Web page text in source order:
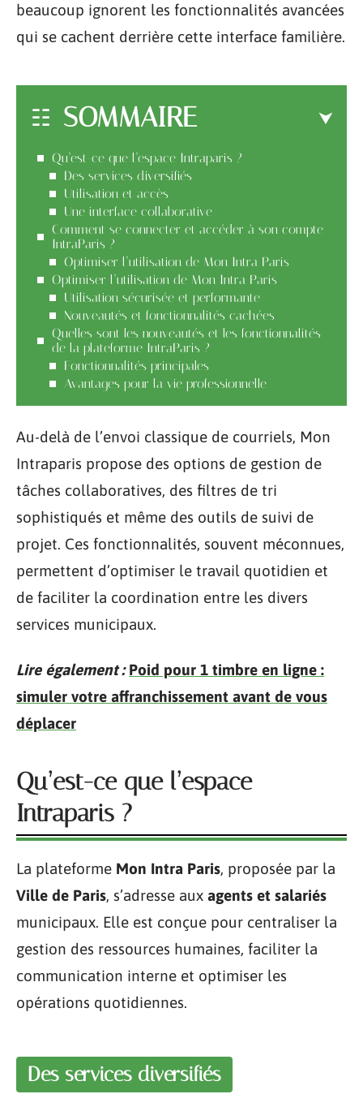
beaucoup ignorent les fonctionnalités avancées
qui se cachent derrière cette interface familière.
SOMMAIRE
Qu’est-ce que l’espace Intraparis ?
Des services diversifiés
Utilisation et accès
Une interface collaborative
Comment se connecter et accéder à son compte
IntraParis ?
Optimiser l’utilisation de Mon Intra Paris
Optimiser l’utilisation de Mon Intra Paris
Utilisation sécurisée et performante
Nouveautés et fonctionnalités cachées
Quelles sont les nouveautés et les fonctionnalités
de la plateforme IntraParis ?
Fonctionnalités principales
Avantages pour la vie professionnelle
Au-delà de l’envoi classique de courriels, Mon
Intraparis propose des options de gestion de
tâches collaboratives, des filtres de tri
sophistiqués et même des outils de suivi de
projet. Ces fonctionnalités, souvent méconnues,
permettent d’optimiser le travail quotidien et
de faciliter la coordination entre les divers
services municipaux.
Lire également : Poid pour 1 timbre en ligne :
simuler votre affranchissement avant de vous
déplacer
Qu’est-ce que l’espace
Intraparis ?
La plateforme Mon Intra Paris, proposée par la
Ville de Paris, s’adresse aux agents et salariés
municipaux. Elle est conçue pour centraliser la
gestion des ressources humaines, faciliter la
communication interne et optimiser les
opérations quotidiennes.
Des services diversifiés